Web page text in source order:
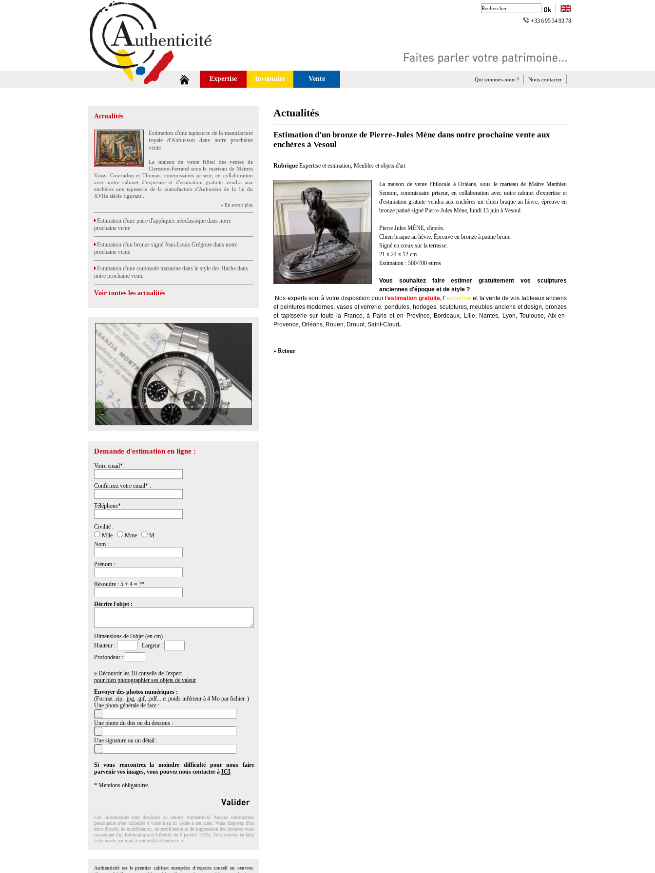
+33 6 95 34 93 78
Expertise Inventaire Vente Nous contacter
Qui sommes-nous ?
Actualités
Estimation d'une tapisserie de la manufacture
royale d'Aubusson dans notre prochaine
vente
La maison de vente Hôtel des ventes de
Clermont-Ferrand sous le marteau de Maîtres
Vassy, Courtadon et Thomas, commissaires priseur, en collaboration
avec notre cabinet d'expertise et d'estimation gratuite vendra aux
enchères une tapisserie de la manufacture d'Aubusson de la fin du
XVIIe siècle figurant...
» En savoir plus
Estimation d'une paire d'appliques néoclassique dans notre
prochaine vente
Estimation d'un bronze signé Jean-Louis Grégoire dans notre
prochaine vente
Estimation d'une commode mazarine dans le style des Hache dans
notre prochaine vente
Voir toutes les actualités
Demande d'estimation en ligne :
Votre email* :
Confirmez votre email* :
Téléphone* :
Civilité :
Mlle
Mme
M.
Nom :
Prénom :
Résoudre : 5 + 4 = ?*
Décrire l'objet :
Dimensions de l'objet (en cm) :
Hauteur :
Largeur :
Profondeur :
» Découvrir les 10 conseils de l'expert
pour bien photographier ses objets de valeur
Envoyer des photos numériques :
(Format .zip, .jpg, .gif, .pdf... et poids inférieur à 4 Mo par fichier. )
Une photo générale de face :
Une photo du dos ou du dessous :
Une signature ou un détail :
Si vous rencontrez la moindre difficulté pour nous faire
parvenir vos images, vous pouvez nous contacter à ICI
* Mentions obligatoires
Ces informations sont destinées au cabinet Authenticité. Aucune information
personnelle n'est collectée à votre insu ni cédée à des tiers. Vous disposez d'un
droit d'accés, de modification, de rectification et de suppression des données vous
concernant (loi Informatique et Libertés du 6 janvier 1978). Vous pouvez en faire
la demande par mail à contact@authenticite.fr.
Authenticité est le premier cabinet européen d'experts conseil en oeuvres
Actualités
Estimation d'un bronze de Pierre-Jules Mène dans notre prochaine vente aux
enchères à Vesoul
Rubrique Expertise et estimation, Meubles et objets d'art
La maison de vente Philocale à Orléans, sous le marteau de Maître Matthieu
Semont, commissaire priseur, en collaboration avec notre cabinet d'expertise et
d'estimation gratuite vendra aux enchères un chien braque au lièvre, épreuve en
bronze patiné signé Pierre-Jules Mène, lundi 13 juin à Vesoul.
Pierre Jules MÈNE, d'après.
Chien braque au lièvre. Épreuve en bronze à patine brune.
Signé en creux sur la terrasse.
21 x 24 x 12 cm
Estimation : 500/700 euros
Vous souhaitez faire estimer gratuitement vos sculptures
anciennes d'époque et de style ?
Nos experts sont à votre disposition pour l'estimation gratuite, l'expertise et la vente de vos tableaux anciens
et peintures modernes, vases et verrerie, pendules, horloges, sculptures, meubles anciens et design, bronzes
et tapisserie sur toute la France, à Paris et en Province, Bordeaux, Lille, Nantes, Lyon, Toulouse, Aix-en-
Provence, Orléans, Rouen, Drouot, Saint-Cloud.
» Retour